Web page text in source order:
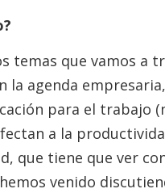
temas que vamos a
la agenda
para el trabajo
a la
que tiene que ver
venido